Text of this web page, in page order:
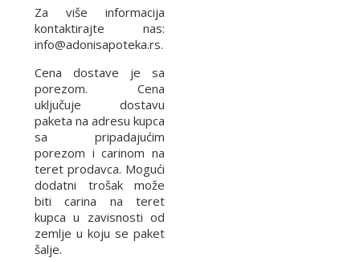
Za više informacija
kontaktirajte nas:
info@adonisapoteka.rs.
Cena dostave je sa
porezom. Cena
uključuje dostavu
paketa na adresu kupca
sa pripadajućim
porezom i carinom na
teret prodavca. Mogući
dodatni trošak može
biti carina na teret
kupca u zavisnosti od
zemlje u koju se paket
šalje.